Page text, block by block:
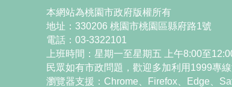
本網站為桃園市政府版權所有
地址：330206 桃園市桃園區縣府路1號
電話：03-3322101
上班時間：星期一至星期五 上午8:00至
民眾如有市政問題，歡迎多加利用1999專
瀏覽器支援：Chrome、Firefox、Edge、